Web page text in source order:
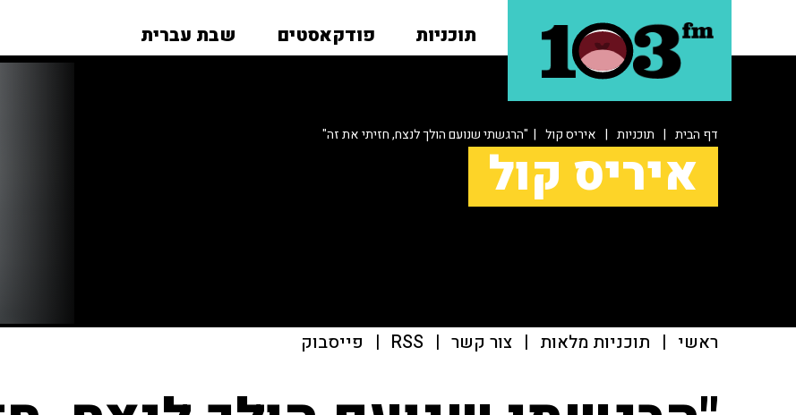
תוכניות פודקאסטים שבת עברית
דף הבית | תוכניות | איריס קול | "הרגשתי שנועם הולך לנצח, חזיתי את זה"
איריס קול
ראשי | תוכניות מלאות | צור קשר |
RSS
| פייסבוק